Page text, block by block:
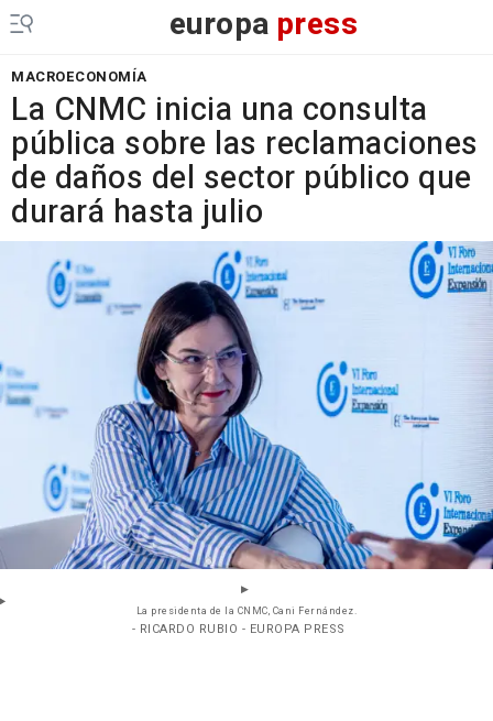
europa press
MACROECONOMÍA
La CNMC inicia una consulta
pública sobre las reclamaciones
de daños del sector público que
durará hasta julio
La presidenta de la CNMC, Cani Fernández.
- RICARDO RUBIO - EUROPA PRESS